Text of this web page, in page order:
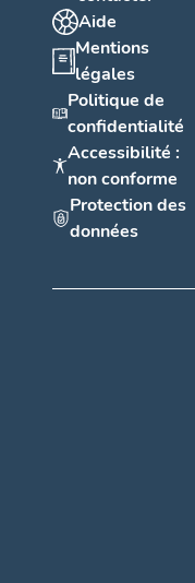
Aide
Mentions
légales
Politique de
confidentialité
Accessibilité :
non conforme
Protection des
données